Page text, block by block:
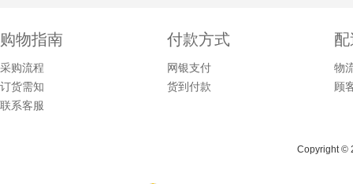
购物指南
采购流程
订货需知
联系客服
付款方式
网银支付
货到付款
物
顾
Copyright ©